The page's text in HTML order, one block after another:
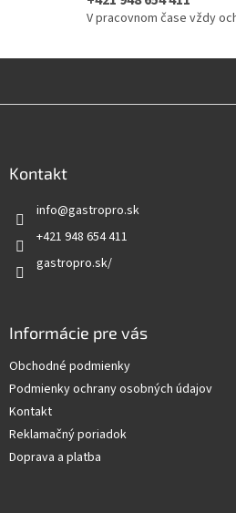
k
y
ý
V pracovnom čase vždy
Kontakt
info@gastropro.sk
+421 948 654 411
gastropro.sk/
Informácie pre vás
Obchodné podmienky
Podmienky ochrany osobných údajov
Kontakt
Reklamačný poriadok
Doprava a platba